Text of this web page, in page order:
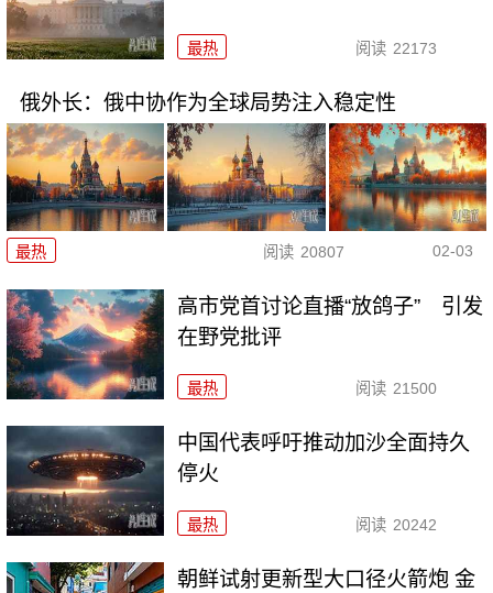
最热 阅读 22173
俄外长：俄中协作为全球局势注入稳定性
最热 阅读 20807 02-03
高市党首讨论直播“放鸽子” 引发
在野党批评
最热 阅读 21500
中国代表呼吁推动加沙全面持久
停火
最热 阅读 20242
朝鲜试射更新型大口径火箭炮 金